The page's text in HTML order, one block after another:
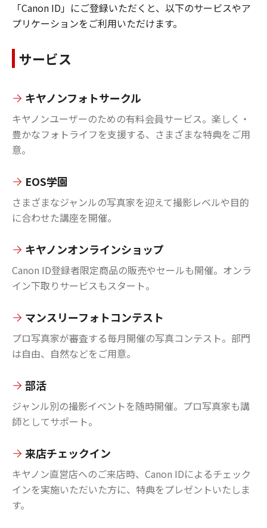
「Canon ID」にご登録いただくと、以下のサービスやア
プリケーションをご利用いただけます。
サービス
キヤノンフォトサークル
キヤノンユーザーのための有料会員サービス。楽しく・
豊かなフォトライフを支援する、さまざまな特典をご用
意。
EOS学園
さまざまなジャンルの写真家を迎えて撮影レベルや目的
に合わせた講座を開催。
キヤノンオンラインショップ
Canon ID登録者限定商品の販売やセールも開催。オンラ
イン下取りサービスもスタート。
マンスリーフォトコンテスト
プロ写真家が審査する毎月開催の写真コンテスト。部門
は自由、自然などをご用意。
部活
ジャンル別の撮影イベントを随時開催。プロ写真家も講
師としてサポート。
来店チェックイン
キヤノン直営店へのご来店時、Canon IDによるチェック
インを実施いただいた方に、特典をプレゼントいたしま
す。